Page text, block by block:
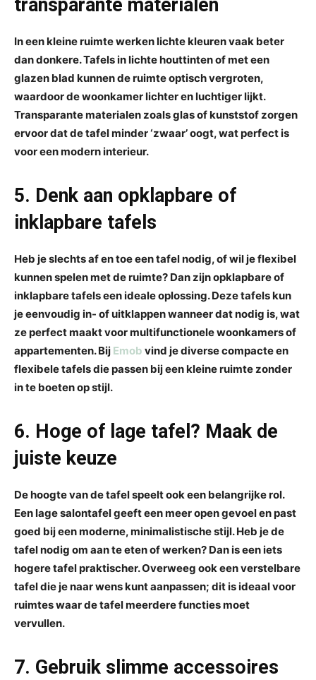
transparante materialen
In een kleine ruimte werken lichte kleuren vaak beter
dan donkere. Tafels in lichte houttinten of met een
glazen blad kunnen de ruimte optisch vergroten,
waardoor de woonkamer lichter en luchtiger lijkt.
Transparante materialen zoals glas of kunststof zorgen
ervoor dat de tafel minder ‘zwaar’ oogt, wat perfect is
voor een modern interieur.
5. Denk aan opklapbare of
inklapbare tafels
Heb je slechts af en toe een tafel nodig, of wil je flexibel
kunnen spelen met de ruimte? Dan zijn opklapbare of
inklapbare tafels een ideale oplossing. Deze tafels kun
je eenvoudig in- of uitklappen wanneer dat nodig is, wat
ze perfect maakt voor multifunctionele woonkamers of
appartementen. Bij Emob vind je diverse compacte en
flexibele tafels die passen bij een kleine ruimte zonder
in te boeten op stijl.
6. Hoge of lage tafel? Maak de
juiste keuze
De hoogte van de tafel speelt ook een belangrijke rol.
Een lage salontafel geeft een meer open gevoel en past
goed bij een moderne, minimalistische stijl. Heb je de
tafel nodig om aan te eten of werken? Dan is een iets
hogere tafel praktischer. Overweeg ook een verstelbare
tafel die je naar wens kunt aanpassen; dit is ideaal voor
ruimtes waar de tafel meerdere functies moet
vervullen.
7. Gebruik slimme accessoires